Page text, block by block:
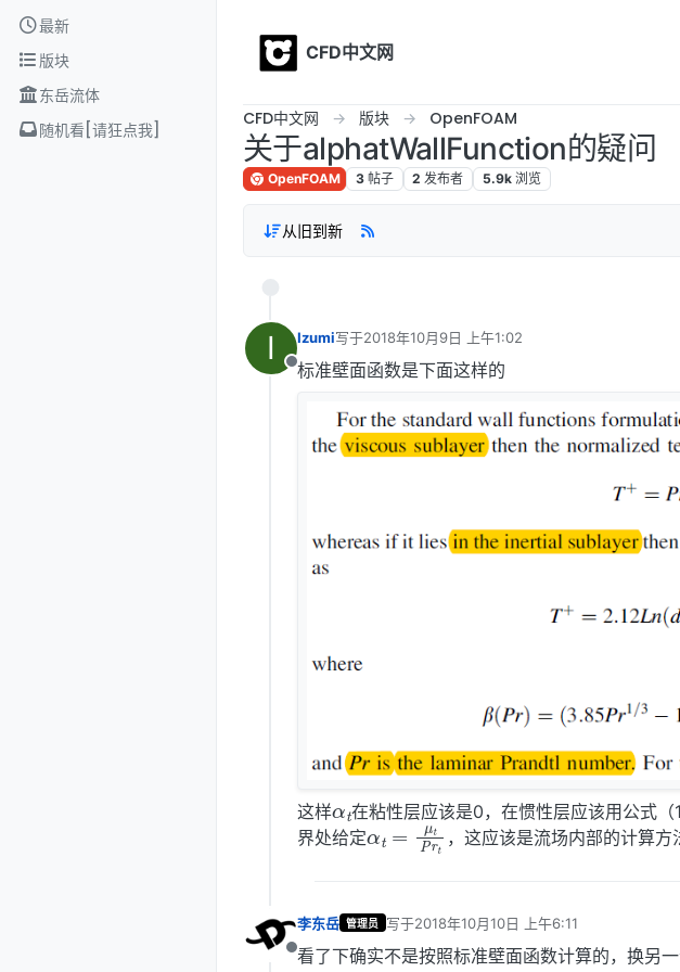
Skip to content
最新
版块
东岳流体
随机看[请狂点我]
CFD中文网
CFD中文网 版块 OpenFOAM
关于alphatWallFunction的疑问
OpenFOAM 3 帖子 2 发布者 5.9k 浏览
从旧到新
I
离线
Izumi写于2018年10月9日 上午1:02
最后由 编辑
标准壁面函数是下面这样的
这样
α
在粘性层应该是0，在惯性层应该用公式
界处给定αt=μtPr
t ，这应该是流场内部的计算
离线
李东岳 管理员 写于2018年10月10日 上午6:11
最后由 编辑
看了下确实不是按照标准壁面函数计算的，换另